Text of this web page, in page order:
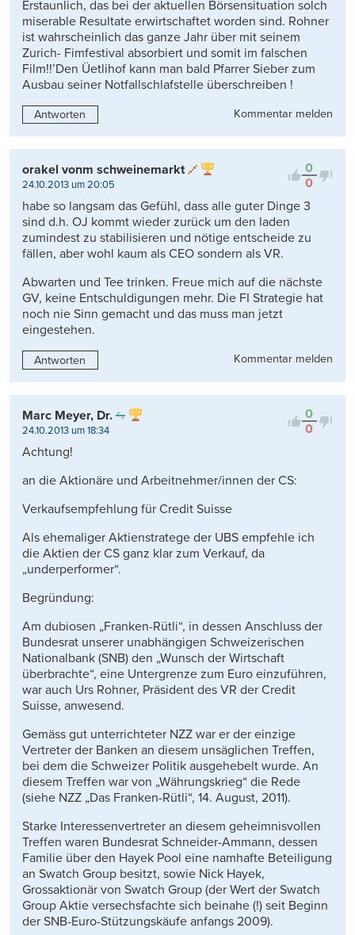
Erstaunlich, das bei der aktuellen Börsensituation solch
miserable Resultate erwirtschaftet worden sind. Rohner
ist wahrscheinlich das ganze Jahr über mit seinem
Zurich- Fimfestival absorbiert und somit im falschen
Film!!’Den Üetlihof kann man bald Pfarrer Sieber zum
Ausbau seiner Notfallschlafstelle überschreiben !
Antworten Kommentar melden
0
0
orakel vonm schweinemarkt
24.10.2013 um 20:05
habe so langsam das Gefühl, dass alle guter Dinge 3
sind d.h. OJ kommt wieder zurück um den laden
zumindest zu stabilisieren und nötige entscheide zu
fällen, aber wohl kaum als CEO sondern als VR.
Abwarten und Tee trinken. Freue mich auf die nächste
GV, keine Entschuldigungen mehr. Die FI Strategie hat
noch nie Sinn gemacht und das muss man jetzt
eingestehen.
Antworten Kommentar melden
0
0
Marc Meyer, Dr.
24.10.2013 um 18:34
Achtung!
an die Aktionäre und Arbeitnehmer/innen der CS:
Verkaufsempfehlung für Credit Suisse
Als ehemaliger Aktienstratege der UBS empfehle ich
die Aktien der CS ganz klar zum Verkauf, da
„underperformer“.
Begründung:
Am dubiosen „Franken-Rütli“, in dessen Anschluss der
Bundesrat unserer unabhängigen Schweizerischen
Nationalbank (SNB) den „Wunsch der Wirtschaft
überbrachte“, eine Untergrenze zum Euro einzuführen,
war auch Urs Rohner, Präsident des VR der Credit
Suisse, anwesend.
Gemäss gut unterrichteter NZZ war er der einzige
Vertreter der Banken an diesem unsäglichen Treffen,
bei dem die Schweizer Politik ausgehebelt wurde. An
diesem Treffen war von „Währungskrieg“ die Rede
(siehe NZZ „Das Franken-Rütli“, 14. August, 2011).
Starke Interessenvertreter an diesem geheimnisvollen
Treffen waren Bundesrat Schneider-Ammann, dessen
Familie über den Hayek Pool eine namhafte Beteiligung
an Swatch Group besitzt, sowie Nick Hayek,
Grossaktionär von Swatch Group (der Wert der Swatch
Group Aktie versechsfachte sich beinahe (!) seit Beginn
der SNB-Euro-Stützungskäufe anfangs 2009).